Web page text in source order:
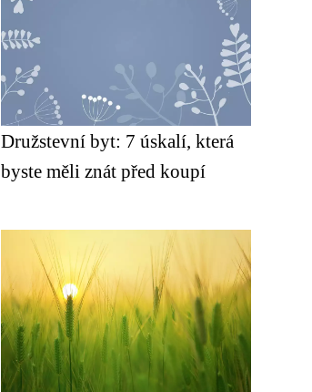
Družstevní byt: 7 úskalí, která
byste měli znát před koupí